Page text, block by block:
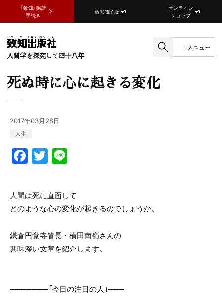
『致知』購読
手続き
致知電子版
オンライン
ショップ
人間学を探究して四十八年
メニュー
死ぬ時に心に起きる変化
2017年03月28日
人生
F
a
c
e
b
o
o
T
w
itt
er
e
人間は死に直面して
どのような心の変化が起きるのでしょうか。
鎌倉円覚寺管長・横田南嶺さんの
興味深い文章を紹介します。
───────「今日の注目の人」───